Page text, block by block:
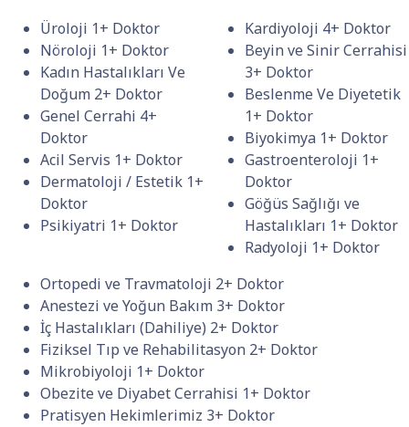
Üroloji 1+ Doktor
Nöroloji 1+ Doktor
Kadın Hastalıkları Ve
Doğum 2+ Doktor
Genel Cerrahi 4+
Doktor
Acil Servis 1+ Doktor
Dermatoloji / Estetik 1+
Doktor
Psikiyatri 1+ Doktor
Kardiyoloji 4+ Doktor
Beyin ve Sinir Cerrahisi
3+ Doktor
Beslenme Ve Diyetetik
1+ Doktor
Biyokimya 1+ Doktor
Gastroenteroloji 1+
Doktor
Göğüs Sağlığı ve
Hastalıkları 1+ Doktor
Radyoloji 1+ Doktor
Ortopedi ve Travmatoloji 2+ Doktor
Anestezi ve Yoğun Bakım 3+ Doktor
İç Hastalıkları (Dahiliye) 2+ Doktor
Fiziksel Tıp ve Rehabilitasyon 2+ Doktor
Mikrobiyoloji 1+ Doktor
Obezite ve Diyabet Cerrahisi 1+ Doktor
Pratisyen Hekimlerimiz 3+ Doktor